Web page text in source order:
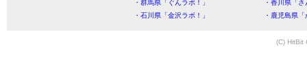
・群馬県「ぐんラボ！」
・香川県「
・石川県「金沢ラボ！」
・鹿児島県
(C) HitBit